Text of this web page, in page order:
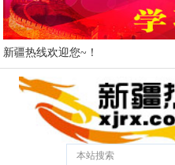
新疆热线欢迎您~！